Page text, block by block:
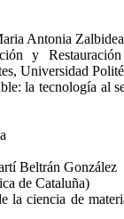
Antonia
y
Universidad
la tecnología al
Beltrán González
de Cataluña)
la ciencia de